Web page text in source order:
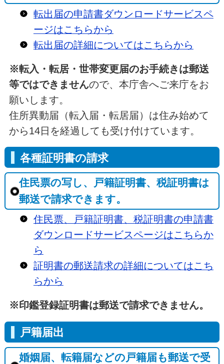
転出届の申請書ダウンロードサービスペ
ージはこちらから
転出届の詳細についてはこちらから
※転入・転居・世帯変更届のお手続きは郵送
等ではできませんので、本庁舎へご来庁をお
願いします。
住所異動届（転入届・転居届）は住み始めて
から14日を経過しても受け付けています。
各種証明書の請求
住民票の写し、戸籍証明書、税証明書は
郵送で請求できます。
住民票、戸籍証明書、税証明書の申請書
ダウンロードサービスページはこちらか
ら
証明書の郵送請求の詳細についてはこち
らから
※印鑑登録証明書は郵送で請求できません。
戸籍届出
婚姻届、転籍届などの戸籍届も郵送で受